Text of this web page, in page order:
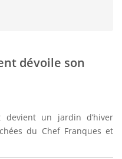
dévoile son
devient un jardin d’hiver
du Chef Franques et